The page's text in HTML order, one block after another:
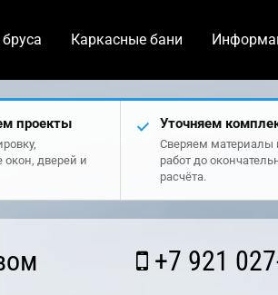
Каркасные бани
проекты
дверей и
Уточняем
Сверяем материалы
работ до
расчёта.
+7 921